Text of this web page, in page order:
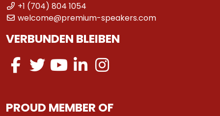
+1 (704) 804 1054
welcome@premium-speakers.com
VERBUNDEN BLEIBEN
PROUD MEMBER OF